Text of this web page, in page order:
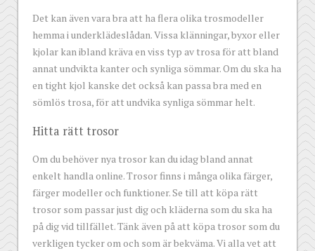
Det kan även vara bra att ha flera olika trosmodeller
hemma i underklädeslådan. Vissa klänningar, byxor eller
kjolar kan ibland kräva en viss typ av trosa för att bland
annat undvikta kanter och synliga sömmar. Om du ska ha
en tight kjol kanske det också kan passa bra med en
sömlös trosa, för att undvika synliga sömmar helt.
Hitta rätt trosor
Om du behöver nya trosor kan du idag bland annat
enkelt handla online. Trosor finns i många olika färger,
färger modeller och funktioner. Se till att köpa rätt
trosor som passar just dig och kläderna som du ska ha
på dig vid tillfället. Tänk även på att köpa trosor som du
verkligen tycker om och som är bekväma. Vi alla vet att